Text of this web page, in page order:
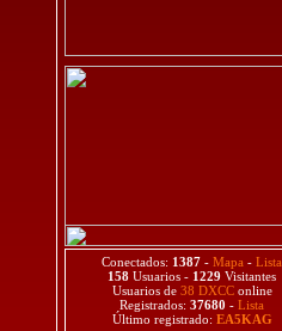
Conectados: 1387 - Mapa - Lista
158 Usuarios - 1229 Visitantes
Usuarios de 38 DXCConline
Registrados: 37680 - Lista
Último registrado: EA5KAG